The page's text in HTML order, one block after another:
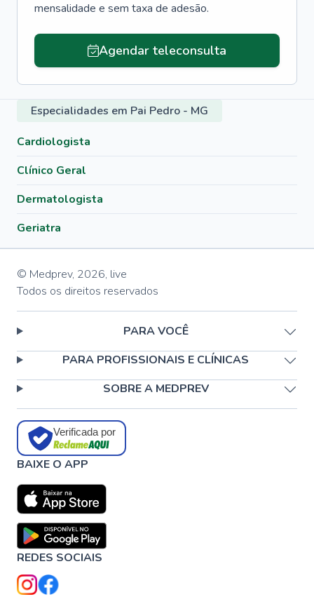
mensalidade e sem taxa de adesão.
Agendar teleconsulta
Especialidades em Pai Pedro - MG
Cardiologista
Clínico Geral
Dermatologista
Geriatra
© Medprev, 2026, live
Todos os direitos reservados
PARA VOCÊ
PARA PROFISSIONAIS E CLÍNICAS
SOBRE A MEDPREV
Verificada por
BAIXE O APP
REDES SOCIAIS